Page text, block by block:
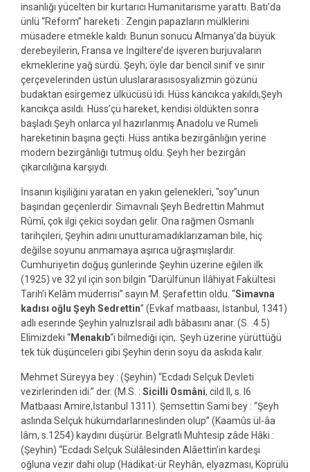
insanlığı yücelten bir kurtarıcı Humanitarisme yarattı. Batı’da
ünlü “Reform” hareketi : Zengin papazların mülklerini
müsadere etmekle kaldı. Bunun sonucu Almanya’da büyük
derebeyilerin, Fransa ve İngiltere’de işveren burjuvaların
ekmeklerine yağ sürdü. Şeyh; öyle dar bencil sınıf ve sınır
çerçevelerinden üstün uluslararasısosyalizmin gözünü
budaktan esirgemez ülkücüsü idi. Hüss kancıkca yakıldı,Şeyh
kancıkça asıldı. Hüss’çü hareket, kendisi öldükten sonra
başladı.Şeyh onlarca yıl hazırlanmış Anadolu ve Rumeli
hareketinin başına geçti. Hüss antika bezirgânlığın yerine
modern bezirgânlığı tutmuş oldu. Şeyh her bezirgân
çıkarcılığına karşıydı.
İnsanın kişiliğini yaratan en yakın gelenekleri, “soy”unun
başından geçenlerdir. Simavnalı Şeyh Bedrettin Mahmut
Rûmî, çok ilgi çekici soydan gelir. Ona rağmen Osmanlı
tarihçileri, Şeyhin adını unutturamadıklarızaman bile, hiç
değilse soyunu anmamaya aşırıca uğraşmışlardır.
Cumhuriyetin doğuş günlerinde Şeyhin üzerine eğilen ilk
(1925) ve 32 yıl için son bilgin “Darülfünun İlâhiyat Fakültesi
Tarih’i Kelâm müderrisi” sayın M. Şerafettin oldu. “Simavna
kadısı oğlu Şeyh Sedrettin” (Evkaf matbaası, İstanbul, 1341)
adlı eserınde Şeyhin yalnızİsrail adlı bâbasını anar. (S. .4.5)
Elimizdeki “Menakıb“i bilmediği için,. Şeyh üzerine yürüttüğü
tek tük düşünceleri gibi Şeyhin derin soyu da askıda kalır.
Mehmet Süreyya bey : (Şeyhin) “Ecdadı Selçuk Devleti
vezirlerinden idi.” der. (M.S. : Sicilli Osmâni, cild II, s. l6
Matbaası Amire,İstanbul 1311). Şemsettin Sami bey : “Şeyh
aslında Selçuk hükümdarlarıneslinden olup” (Kaamûs ül-âa
lâm, s.1254) kaydını düşürür. Belgratlı Muhtesip zâde Hâki :
(Şeyhin) “Ecdadı Selçuk Sülâlesinden Alâettin’in kardeşi
oğluna vezir dahi olup (Hadikat-ür Reyhân, elyazması, Köprülü